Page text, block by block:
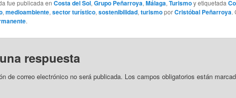
fue publicada en Costa del Sol,Grupo Peñarroya,Málaga,Turismoy etiquetada
,medioambiente,sector turístico,sostenibilidad,turismoporCristóbal Peñarroya.
.
respuesta
de correo electrónico no será publicada. Los campos obligatorios están